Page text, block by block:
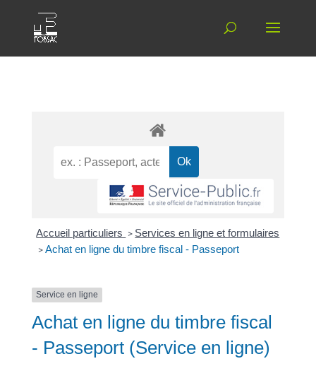
Accueil particuliers > Services en ligne et formulaires
>Achat en ligne du timbre fiscal - Passeport
Service en ligne
Achat en ligne du timbre fiscal
- Passeport (Service en ligne)